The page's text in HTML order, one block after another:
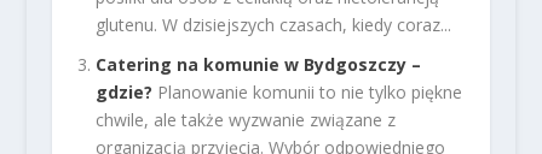
glutenu. W dzisiejszych czasach, kiedy coraz...
Catering na komunie w Bydgoszczy –
gdzie? Planowanie komunii to nie tylko piękne
chwile, ale także wyzwanie związane z
organizacją przyjęcia. Wybór odpowiedniego